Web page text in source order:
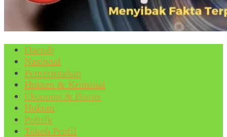
Daerah
Nasional
Pemerintahan
Hukum & Kriminal
Ekonomi & Bisnis
Hukum
Politik
Tokoh Profil